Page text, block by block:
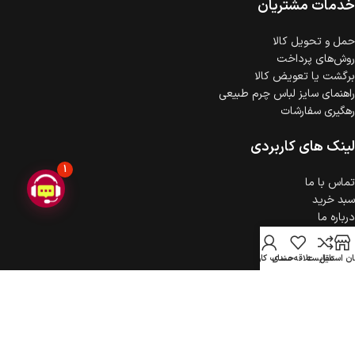
خدمات مشتریان
حمل‌ و تحویل کالا
روش‌های پرداخت
برگشت یا تعویض کالا
راهنمای سایز لباس چرم طبیعی
رهگیری سفارشات
لینک های کاربردی
تماس با ما
سبد خرید
درباره ما
حریم خصوصی
ثبت شکایت
استایلمقایسهعلاقه مندی
حساب کاربری
1